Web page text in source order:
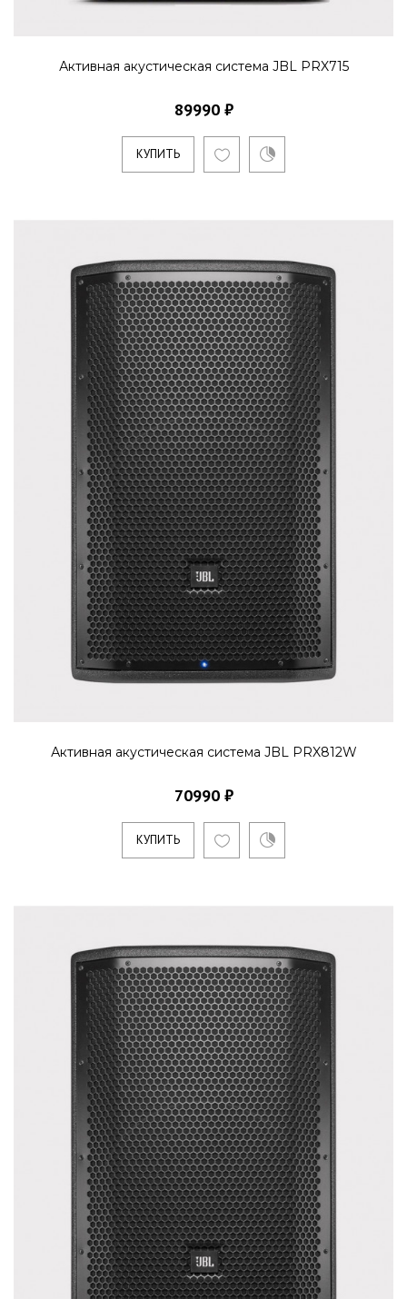
Активная акустическая система JBL PRX715
89990 ₽
КУПИТЬ
Активная акустическая система JBL PRX812W
70990 ₽
КУПИТЬ